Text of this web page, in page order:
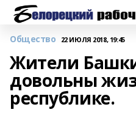
Общество 22 ИЮЛЯ 2018, 19:45
Жители
довольны
республике.